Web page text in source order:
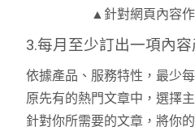
▲針對網頁內容
3.每月至少訂出一項內
依據產品、服務特性，最少
原先有的熱門文章中，選擇
針對你所需要的文章，將你